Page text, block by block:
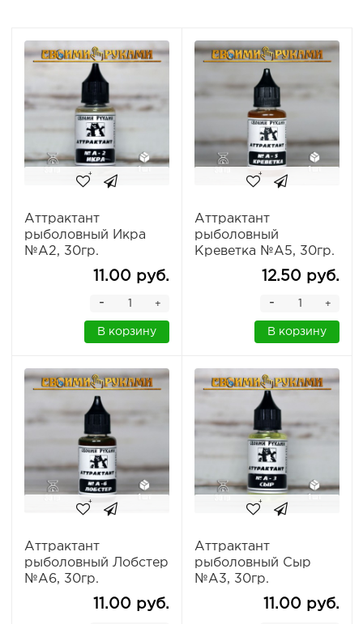
Аттрактант
рыболовный Икра
№А2, 30гр.
11.00 руб.
+
-
В корзину
Аттрактант
рыболовный
Креветка №А5, 30гр.
12.50 руб.
+
-
В корзину
Аттрактант
рыболовный Лобстер
№А6, 30гр.
11.00 руб.
Аттрактант
рыболовный Сыр
№А3, 30гр.
11.00 руб.